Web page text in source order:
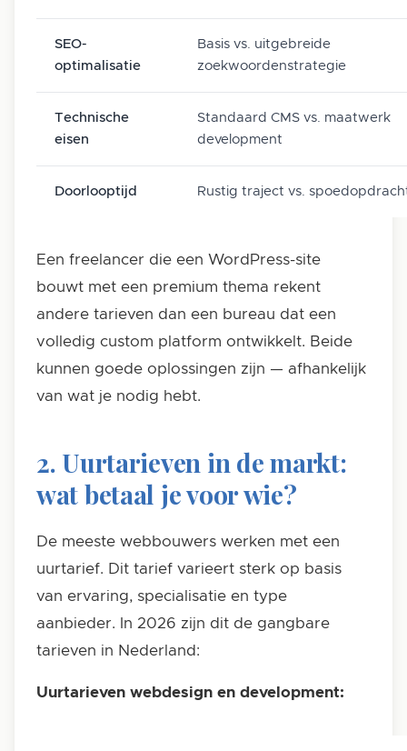
SEO-
optimalisatie
Basis vs. uitgebreide
zoekwoordenstrategie
Technische
eisen
Standaard CMS vs. maatwerk
development
Doorlooptijd Rustig traject vs.
Een freelancer die een WordPress-site
bouwt met een premium thema rekent
andere tarieven dan een bureau dat een
volledig custom platform ontwikkelt. Beide
kunnen goede oplossingen zijn — afhankelijk
van wat je nodig hebt.
2. Uurtarieven in de markt:
wat betaal je voor wie?
De meeste webbouwers werken met een
uurtarief. Dit tarief varieert sterk op basis
van ervaring, specialisatie en type
aanbieder. In 2026 zijn dit de gangbare
tarieven in Nederland:
Uurtarieven webdesign en development: